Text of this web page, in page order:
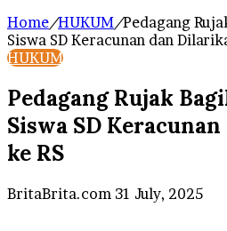
Home/HUKUM/Pedagang
Siswa SD Keracunan dan
HUKUM
Pedagang Rujak
Siswa SD
ke RS
BritaBrita.com Send
31 July, 2025